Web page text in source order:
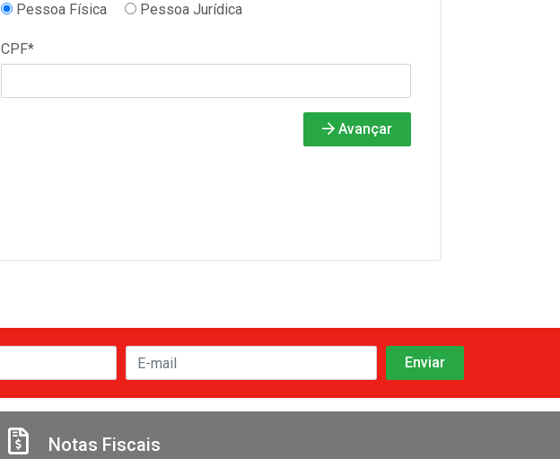
Pessoa Física Pessoa Jurídica
CPF*
Avançar
Notas Fiscais